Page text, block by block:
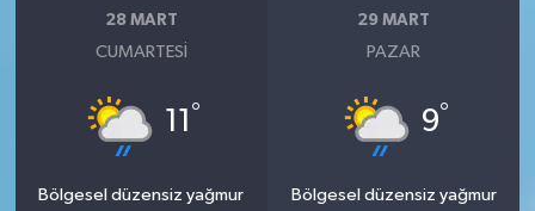
28 MART
CUMARTESI
11 °
Bölgesel düzensiz yağmur
29 MART
PAZAR
9°
Bölgesel düzensiz yağmur